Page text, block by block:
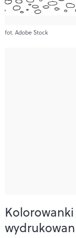
fot. Adobe Stock